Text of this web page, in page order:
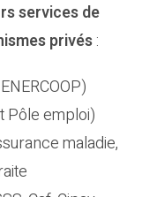
services de
privés:
Pôle emploi)
maladie,